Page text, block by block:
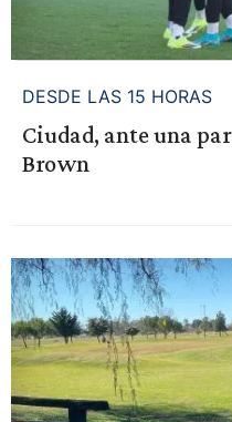
DESDE LAS 15 HORAS
Ciudad, ante una
Brown